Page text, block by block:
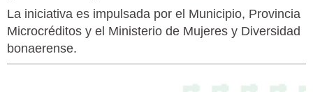
La iniciativa es impulsada por el Municipio, Provincia
Microcréditos y el Ministerio de Mujeres y Diversidad
bonaerense.